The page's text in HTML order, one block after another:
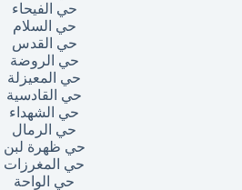
حي الفيحاء
حي السلام
حي القدس
حي الروضة
حي المعيزلة
حي القادسية
حي الشهداء
حي الرمال
حي ظهرة لبن
حي المغرزات
حي الواحة